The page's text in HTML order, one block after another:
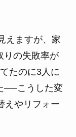
えますが、家
りの失敗率が
たのに3人に
──こうした変
えやリフォー